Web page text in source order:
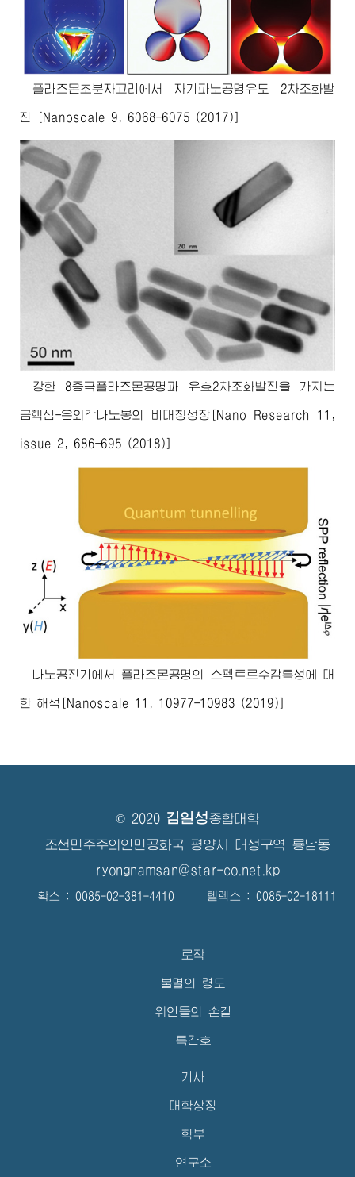
플라즈몬초분자고리에서 자기파노공명유도 2차조화발
진 [Nanoscale 9, 6068-6075 (2017)]
강한 8중극플라즈몬공명과 유효2차조화발진을 가지는
금핵심-은외각나노봉의 비대칭성장[Nano Research 11,
issue 2, 686-695 (2018)]
나노공진기에서 플라즈몬공명의 스펙트르수감특성에 대
한 해석[Nanoscale 11, 10977-10983 (2019)]
© 2020 김일성종합대학
조선민주주의인민공화국 평양시 대성구역 룡남동
ryongnamsan@star-co.net.kp
확스 : 0085-02-381-4410 텔렉스 : 0085-02-18111
로작
불멸의 령도
위인들의 손길
특간호
기사
대학상징
학부
연구소